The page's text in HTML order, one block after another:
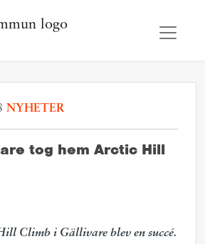
NYHETER
tog hem Arctic Hill
Climb i Gällivare blev en succé.